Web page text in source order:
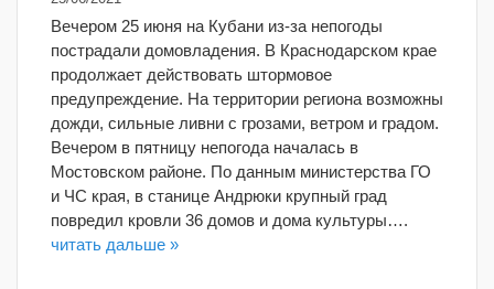
Вечером 25 июня на Кубани из-за непогоды
пострадали домовладения. В Краснодарском крае
продолжает действовать штормовое
предупреждение. На территории региона возможны
дожди, сильные ливни с грозами, ветром и градом.
Вечером в пятницу непогода началась в
Мостовском районе. По данным министерства ГО
и ЧС края, в станице Андрюки крупный град
повредил кровли 36 домов и дома культуры….
читать дальше »